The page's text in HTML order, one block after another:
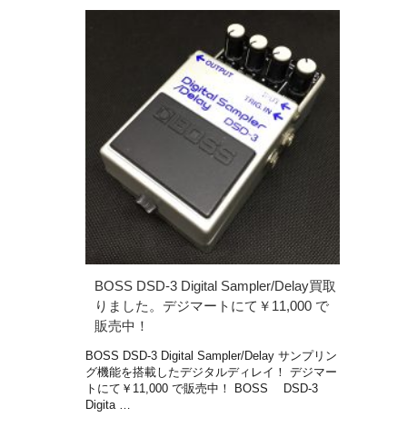
BOSS DSD-3 Digital Sampler/Delay買取
りました。デジマートにて￥11,000 で
販売中！
BOSS DSD-3 Digital Sampler/Delay サンプリン
グ機能を搭載したデジタルディレイ！ デジマー
トにて￥11,000 で販売中！ BOSS DSD-3
Digita …